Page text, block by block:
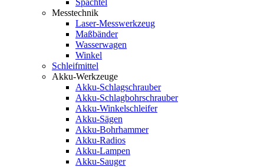
Spachtel
Messtechnik
Laser-Messwerkzeug
Maßbänder
Wasserwagen
Winkel
Schleifmittel
Akku-Werkzeuge
Akku-Schlagschrauber
Akku-Schlagbohrschrauber
Akku-Winkelschleifer
Akku-Sägen
Akku-Bohrhammer
Akku-Radios
Akku-Lampen
Akku-Sauger